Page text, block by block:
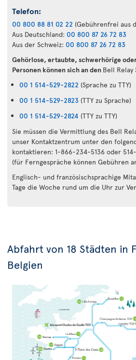
Telefon:
00 800 88 81 02 22 (Gebührenfrei aus
Aus Deutschland: 00 800 87 26 72 83
Aus der Schweiz: 00 800 87 26 72 83
Gehörlose, ertaubte, schwerhörige
Personen können sich an den Bell Relay
00 1 514-529-2822 (Sprache zu TTY)
00 1 514-529-2823 (TTY zu Sprache)
00 1 514-529-2824 (TTY zu TTY)
Sie müssen die Vermittlung des Bell
unser Kontaktzentrum unter den
kontaktieren: 1-866-234-5136 oder
(für Ferngespräche können Gebühren
Englisch- und französischsprachige
Tage die Woche rund um die Uhr zur
Abfahrt von 18 Städten in
Belgien